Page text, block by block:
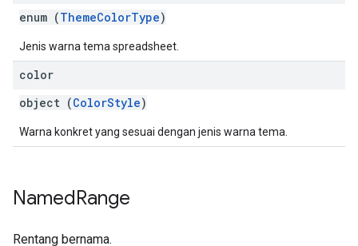
enum (ThemeColorType)
Jenis warna tema spreadsheet.
color
object (ColorStyle)
Warna konkret yang sesuai dengan jenis warna tema.
NamedRange
Rentang bernama.